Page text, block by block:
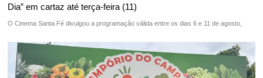
Dia” em cartaz até terça-feira (11)
O Cinema Santa Fé divulgou a programação válida entre os dias 6 e 11 de agosto,